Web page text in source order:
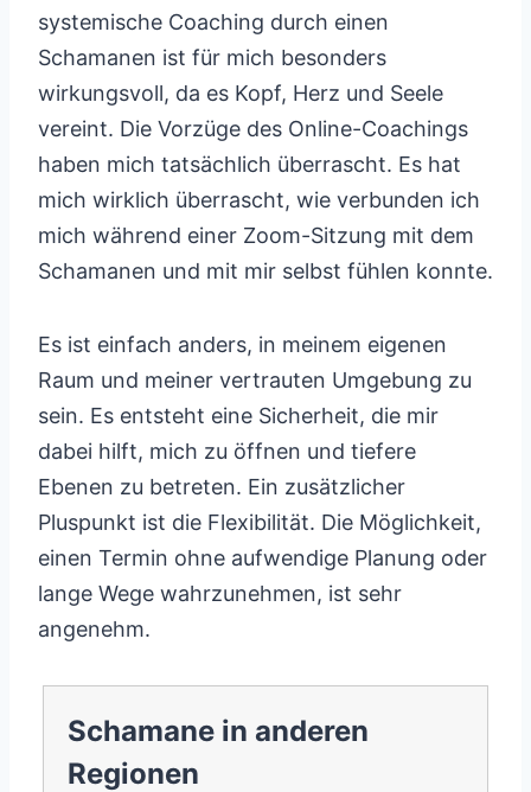
systemische Coaching durch einen
Schamanen ist für mich besonders
wirkungsvoll, da es Kopf, Herz und Seele
vereint. Die Vorzüge des Online-Coachings
haben mich tatsächlich überrascht. Es hat
mich wirklich überrascht, wie verbunden ich
mich während einer Zoom-Sitzung mit dem
Schamanen und mit mir selbst fühlen konnte.
Es ist einfach anders, in meinem eigenen
Raum und meiner vertrauten Umgebung zu
sein. Es entsteht eine Sicherheit, die mir
dabei hilft, mich zu öffnen und tiefere
Ebenen zu betreten. Ein zusätzlicher
Pluspunkt ist die Flexibilität. Die Möglichkeit,
einen Termin ohne aufwendige Planung oder
lange Wege wahrzunehmen, ist sehr
angenehm.
Schamane in anderen
Regionen